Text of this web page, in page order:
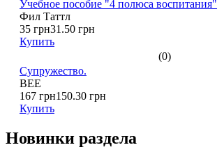
Учебное пособие "4 полюса воспитания"
Фил Таттл
35 грн31.50 грн
Купить
(0)
Супружество.
BEE
167 грн150.30 грн
Купить
Новинки раздела